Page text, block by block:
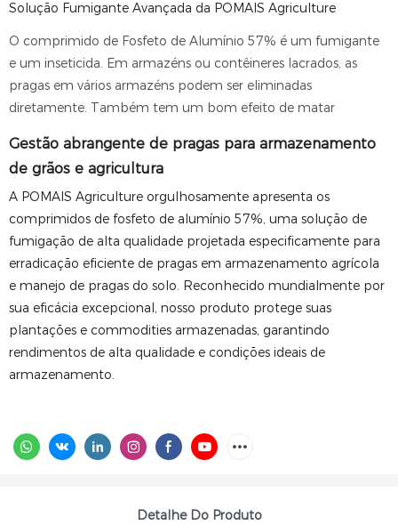
Solução Fumigante Avançada da POMAIS Agriculture
O comprimido de Fosfeto de Alumínio 57% é um fumigante
e um inseticida. Em armazéns ou contêineres lacrados, as
pragas em vários armazéns podem ser eliminadas
diretamente. Também tem um bom efeito de matar
Gestão abrangente de pragas para armazenamento
de grãos e agricultura
A POMAIS Agriculture orgulhosamente apresenta os
comprimidos de fosfeto de alumínio 57%, uma solução de
fumigação de alta qualidade projetada especificamente para
erradicação eficiente de pragas em armazenamento agrícola
e manejo de pragas do solo. Reconhecido mundialmente por
sua eficácia excepcional, nosso produto protege suas
plantações e commodities armazenadas, garantindo
rendimentos de alta qualidade e condições ideais de
armazenamento.
Detalhe Do Produto